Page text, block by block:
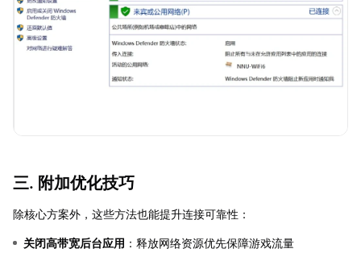
三. 附加优化技巧
除核心方案外，这些方法也能提升连接可靠性：
关闭高带宽后台应用 ：释放网络资源优先保障游戏流量